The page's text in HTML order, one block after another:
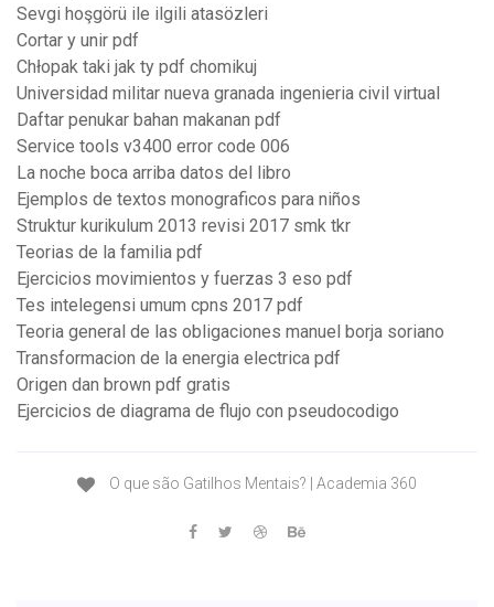
Sevgi hoşgörü ile ilgili atasözleri
Cortar y unir pdf
Chłopak taki jak ty pdf chomikuj
Universidad militar nueva granada ingenieria civil virtual
Daftar penukar bahan makanan pdf
Service tools v3400 error code 006
La noche boca arriba datos del libro
Ejemplos de textos monograficos para niños
Struktur kurikulum 2013 revisi 2017 smk tkr
Teorias de la familia pdf
Ejercicios movimientos y fuerzas 3 eso pdf
Tes intelegensi umum cpns 2017 pdf
Teoria general de las obligaciones manuel borja soriano
Transformacion de la energia electrica pdf
Origen dan brown pdf gratis
Ejercicios de diagrama de flujo con pseudocodigo
O que são Gatilhos Mentais? | Academia 360